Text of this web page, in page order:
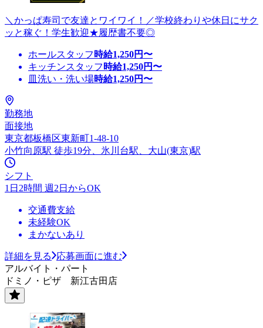
＼かっぱ寿司で友達とワイワイ！／学校終わりや休日にサク
ッと稼ぐ！学生歓迎★履歴書不要◎
ホールスタッフ 時給1,250円〜
キッチンスタッフ 時給1,250円〜
皿洗い・洗い場時給1,250円〜
勤務地
面接地
東京都板橋区東新町1-48-10
小竹向原駅 徒歩19分、氷川台駅、大山(東京)駅
シフト
1日2時間 週2日からOK
交通費支給
未経験OK
まかないあり
詳細を見る
応募画面に進む
アルバイト・パート
ドミノ・ピザ 新江古田店